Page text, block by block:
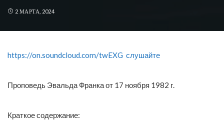
2 МАРТА, 2024
https://on.soundcloud.com/twEXG слушайте
Проповедь Эвальда Франка от 17 ноября 1982 г.
Краткое содержание: